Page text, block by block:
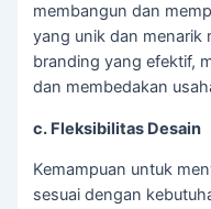
membangun dan
yang unik dan menarik
branding yang efektif,
dan membedakan
c. Fleksibilitas Desain
Kemampuan untuk
sesuai dengan